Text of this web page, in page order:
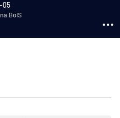
05
BoIS